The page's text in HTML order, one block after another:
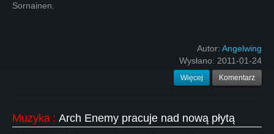
Sornainen.
Autor: Angelwing
Wysłano: 2011-01-24
Więcej Komentarz
Muzyka : Arch Enemy pracuje nad nową płytą